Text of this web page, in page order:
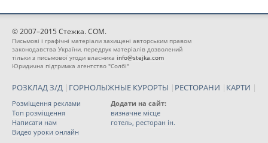
© 2007–2015 Стежка. COM.
Письмові і графічні матеріали захищені авторським правом
законодавства України, передрук матеріалів дозволений
тільки з письмової угоди власника info@stejka.com
Юридична підтримка агентство "Солбі"
РОЗКЛАД З/Д | ГОРНОЛЫЖНЫЕ КУРОРТЫ | РЕСТОРАНИ | КАРТИ |
Розміщення реклами
Топ розміщення
Написати нам
Видео уроки онлайн
Додати на сайт:
визначне місце
готель, ресторан ін.